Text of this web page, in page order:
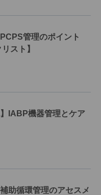
管理のポイント
スト】
IABP機器管理とケア
助循環管理のアセスメ